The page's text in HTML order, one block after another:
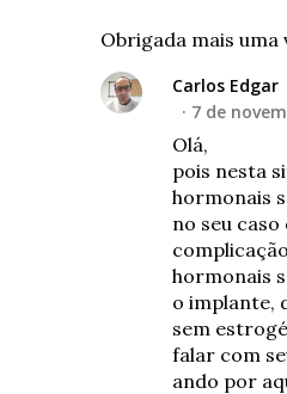
Obrigada mais uma
Carlos Edgar
7 de
Olá,
pois nesta
hormonais
no seu
hormonais
o implante,
sem
falar com
ando por